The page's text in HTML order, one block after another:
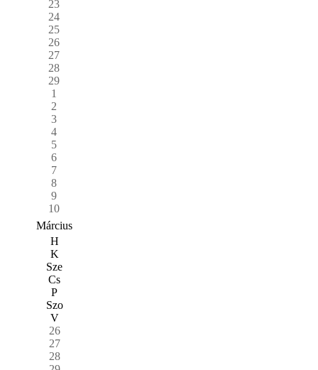
23
24
25
26
27
28
29
1
2
3
4
5
6
7
8
9
10
Március
H
K
Sze
Cs
P
Szo
V
26
27
28